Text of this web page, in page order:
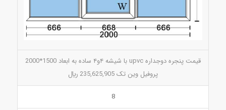
قیمت پنجره دوجداره upvc با شیشه ۴و۴ ساده به ابعاد 1500*2000
پروفیل وین تک 235,625,905 ريال
8